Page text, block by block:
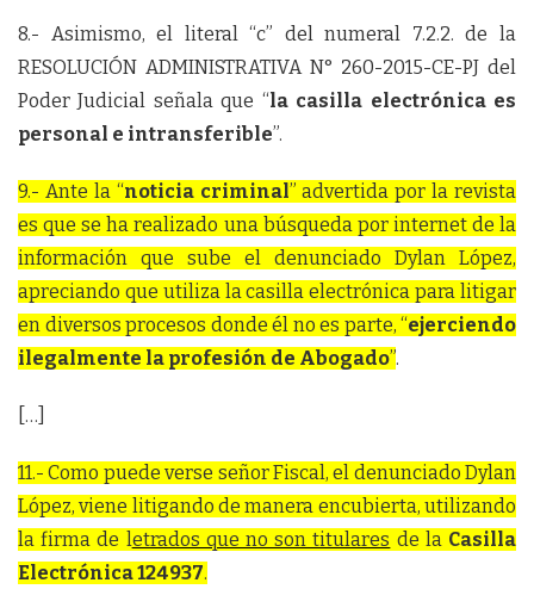
8.- Asimismo, el literal “c” del numeral 7.2.2. de la
RESOLUCIÓN ADMINISTRATIVA N° 260-2015-CE-PJ del
Poder Judicial señala que “la casilla electrónica es
personal e intransferible”.
9.- Ante la “noticia criminal” advertida por la revista
es que se ha realizado una búsqueda por internet de la
información que sube el denunciado Dylan López,
apreciando que utiliza la casilla electrónica para litigar
en diversos procesos donde él no es parte, “ejerciendo
ilegalmente la profesión de Abogado”.
[…]
11.- Como puede verse señor Fiscal, el denunciado Dylan
López, viene litigando de manera encubierta, utilizando
la firma de letrados que no son titulares de la Casilla
Electrónica 124937.